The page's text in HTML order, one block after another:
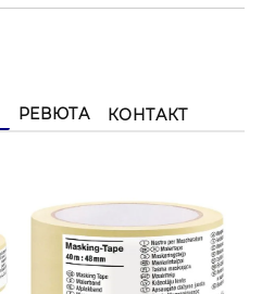
РЕВЮТА КОНТАКТ